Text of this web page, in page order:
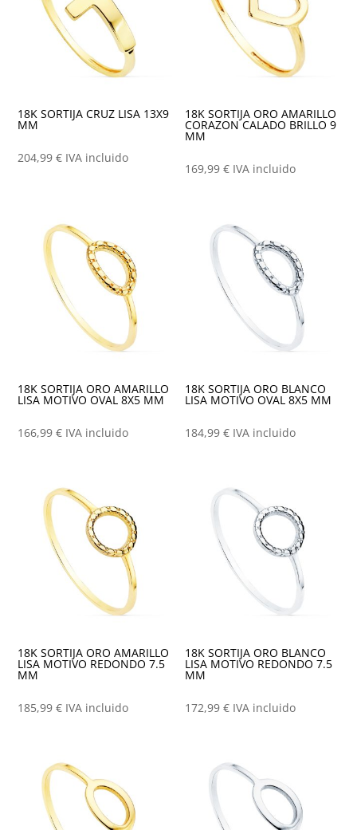
18K SORTIJA CRUZ LISA 13X9
MM
204,99€ IVA incluido
18K SORTIJA ORO AMARILLO
CORAZON CALADO BRILLO 9
MM
169,99€ IVA incluido
18K SORTIJA ORO AMARILLO
LISA MOTIVO OVAL 8X5 MM
166,99€ IVA incluido
18K SORTIJA ORO BLANCO
LISA MOTIVO OVAL 8X5 MM
184,99€ IVA incluido
18K SORTIJA ORO AMARILLO
LISA MOTIVO REDONDO 7.5
MM
185,99€ IVA incluido
18K SORTIJA ORO BLANCO
LISA MOTIVO REDONDO 7.5
MM
172,99€ IVA incluido